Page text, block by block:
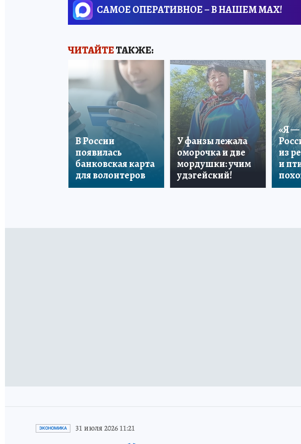
САМОЕ ОПЕРАТИВНОЕ – В НАШЕМ MAX!
ЧИТАЙТЕТАКЖЕ:
В России
появилась
банковская карта
для волонтеров
У фанзы лежала
оморочка и две
мордушки: учим
удэгейский!
«Я —
из
и
ЭКОНОМИКА 31 июля 2026 11:21